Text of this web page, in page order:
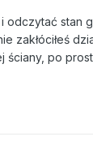
odczytać stan
zakłóciłeś
ściany, po